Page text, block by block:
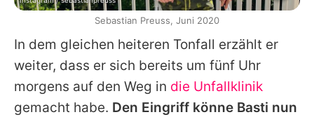
In dem gleichen heiteren Tonfall erzählt er
weiter, dass er sich bereits um fünf Uhr
morgens auf den Weg in die Unfallklinik
gemacht habe. Den Eingriff könne Basti nun
Sebastian Preuss, Juni 2020